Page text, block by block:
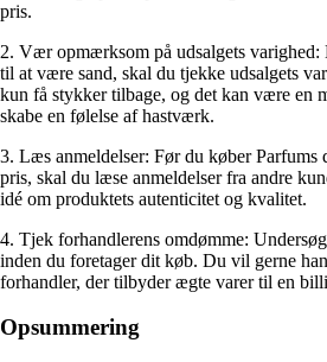
pris.
2. Vær opmærksom på udsalgets
til at være sand, skal du tjekke udsalgets
kun få stykker tilbage, og det kan være en
skabe en følelse af hastværk.
3. Læs anmeldelser: Før du køber
pris, skal du læse anmeldelser fra andre
idé om produktets autenticitet og kvalitet.
4. Tjek forhandlerens omdømme:
inden du foretager dit køb. Du vil gerne
forhandler, der tilbyder ægte varer til en
Opsummering